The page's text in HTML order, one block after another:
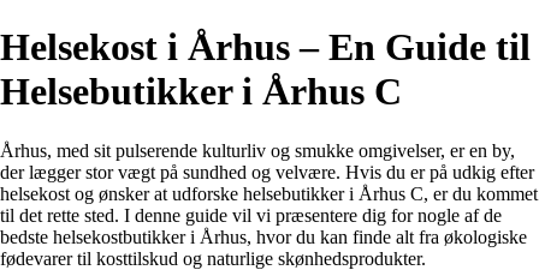
Helsekost i Århus – En Guide til
Helsebutikker i Århus C
Århus, med sit pulserende kulturliv og smukke omgivelser, er en by,
der lægger stor vægt på sundhed og velvære. Hvis du er på udkig efter
helsekost og ønsker at udforske helsebutikker i Århus C, er du kommet
til det rette sted. I denne guide vil vi præsentere dig for nogle af de
bedste helsekostbutikker i Århus, hvor du kan finde alt fra økologiske
fødevarer til kosttilskud og naturlige skønhedsprodukter.